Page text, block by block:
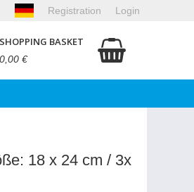
Login
Registration
SHOPPING BASKET
0,00 €
18 x 24 cm / 3x